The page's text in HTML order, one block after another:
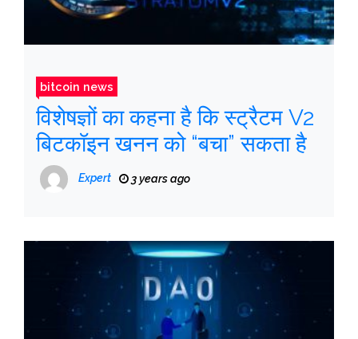
bitcoin news
विशेषज्ञों का कहना है कि स्ट्रैटम V2
बिटकॉइन खनन को “बचा” सकता है
Expert 3 years ago